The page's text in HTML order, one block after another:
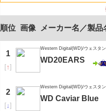
順位 画像 メーカー名／製品
1
[↑]
Western Digital(WD)/ウェスタ
WD20EARS
2
[↓]
Western Digital(WD)/ウェスタ
WD Caviar Blue